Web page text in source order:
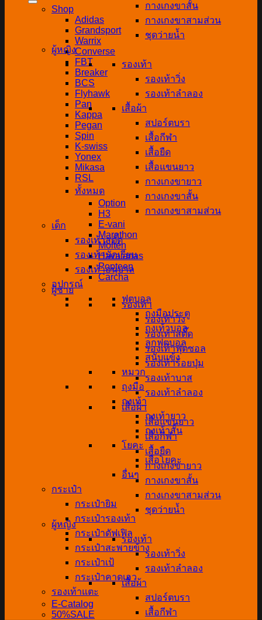
Shop
Adidas
Grandsport
Warrix
Converse
FBT
Breaker
BCS
Flyhawk
Pan
Kappa
Pegan
Spin
K-swiss
Yonex
Mikasa
RSL
ทั้งหมด
Option
H3
E-vani
Marathon
Molten
Havaianas
Popteen
Carcha
ผู้ชาย
รองเท้า
รองเท้าวิ่ง
รองเท้าสตั๊ด
รองเท้าฟุตซอล
รองเท้าร้อยปุ่ม
รองเท้าบาส
รองเท้าลำลอง
เสื้อผ้า
เสื้อแขนยาว
เสื้อกีฬา
เสื้อยืด
กางเกงขายาว
กางเกงขาสั้น
กางเกงขาสามส่วน
ชุดว่ายน้ำ
ผู้หญิง
รองเท้า
รองเท้าวิ่ง
รองเท้าลำลอง
เสื้อผ้า
สปอร์ตบรา
เสื้อกีฬา
กางเกงขาสั้น
กางเกงขาสามส่วน
ชุดว่ายน้ำ
ผู้หญิง
รองเท้า
รองเท้าวิ่ง
รองเท้าลำลอง
เสื้อผ้า
สปอร์ตบรา
เสื้อกีฬา
เสื้อยืด
เสื้อแขนยาว
กางเกงขายาว
กางเกงขาสั้น
กางเกงขาสามส่วน
เด็ก
รองเท้าสตั๊ด
รองเท้านักเรียน
รองเท้าอนุบาล
อุปกรณ์
ฟุตบอล
ถุงมือประตู
ถุงเท้าบอล
ลูกฟุตบอล
สนับแข้ง
หมวก
ถุงมือ
ถุงเท้า
ถุงเท้ายาว
ถุงเท้าสั้น
โยคะ
เสื่อโยคะ
อื่นๆ
กระเป๋า
กระเป๋ายิม
กระเป๋ารองเท้า
กระเป๋าดัฟเฟิล
กระเป๋าสะพายข้าง
กระเป๋าเป้
กระเป๋าคาดเอว
รองเท้าแตะ
E-Catalog
50%SALE